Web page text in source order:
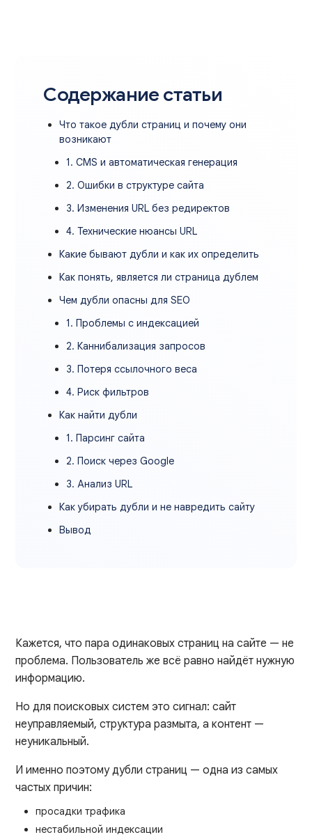
Содержание статьи
Что такое дубли страниц и почему они
возникают
1. CMS и автоматическая генерация
2. Ошибки в структуре сайта
3. Изменения URL без редиректов
4. Технические нюансы URL
Какие бывают дубли и как их определить
Как понять, является ли страница дублем
Чем дубли опасны для SEO
1. Проблемы с индексацией
2. Каннибализация запросов
3. Потеря ссылочного веса
4. Риск фильтров
Как найти дубли
1. Парсинг сайта
2. Поиск через Google
3. Анализ URL
Как убирать дубли и не навредить сайту
Вывод
Кажется, что пара одинаковых страниц на сайте — не
проблема. Пользователь же всё равно найдёт нужную
информацию.
Но для поисковых систем это сигнал: сайт
неуправляемый, структура размыта, а контент —
неуникальный.
И именно поэтому дубли страниц — одна из самых
частых причин:
просадки трафика
нестабильной индексации